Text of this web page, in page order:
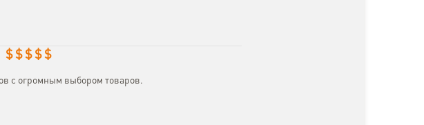
$ $ $ $ $
с огромным выбором товаров.